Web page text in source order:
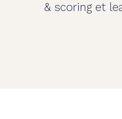
& scoring et